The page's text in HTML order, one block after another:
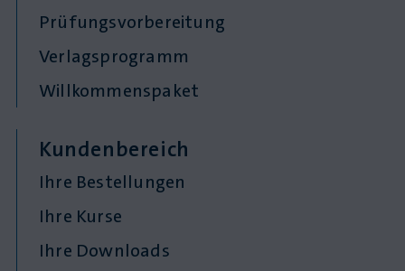
Prüfungsvorbereitung
Verlagsprogramm
Willkommenspaket
Kundenbereich
Ihre Bestellungen
Ihre Kurse
Ihre Downloads